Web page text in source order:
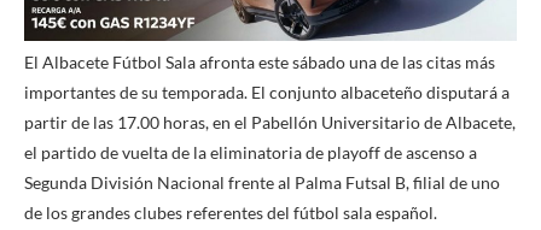
El Albacete Fútbol Sala afronta este sábado una de las citas más
importantes de su temporada. El conjunto albaceteño disputará a
partir de las 17.00 horas, en el Pabellón Universitario de Albacete,
el partido de vuelta de la eliminatoria de playoff de ascenso a
Segunda División Nacional frente al Palma Futsal B, filial de uno
de los grandes clubes referentes del fútbol sala español.